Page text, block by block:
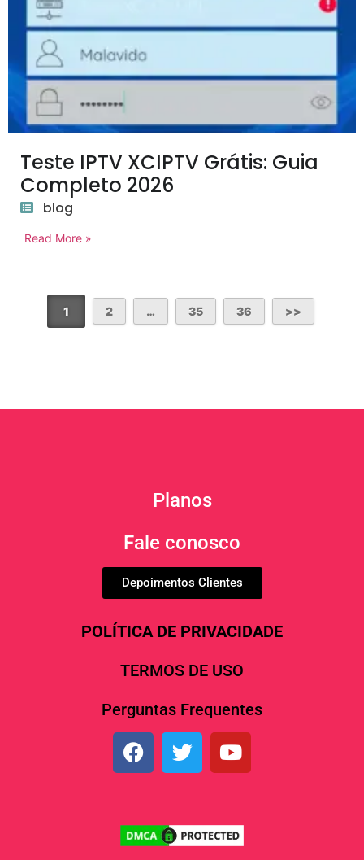
Teste IPTV XCIPTV Grátis: Guia
Completo 2026
blog
Read More »
1 2 … 35 36
Planos
Fale conosco
Depoimentos Clientes
POLÍTICA DE PRIVACIDADE
TERMOS DE USO
Perguntas Frequentes